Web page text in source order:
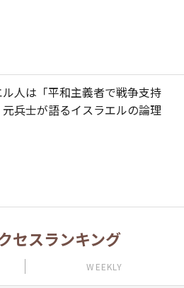
人は「平和主義者で戦争支持
兵士が語るイスラエルの論理
セスランキング
WEEKLY